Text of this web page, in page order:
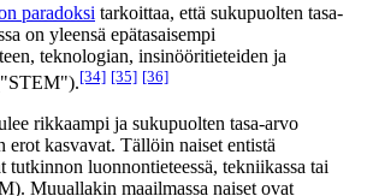
paradoksi tarkoittaa, että sukupuolten tasa-
on yleensä epätasaisempi
teknologian, insinööritieteiden ja
[34] [35] [36]
rikkaampi ja sukupuolten tasa-arvo
erot kasvavat. Tällöin naiset entistä
tutkinnon luonnontieteessä, tekniikassa tai
Muuallakin maailmassa naiset ovat